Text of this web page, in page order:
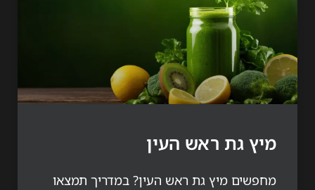
גת ראש העין
מיץ גת ראש העין? במדריך תמצאו